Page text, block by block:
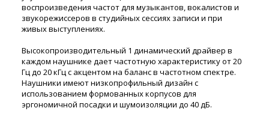
воспроизведения частот для музыкантов, вокалистов и
звукорежиссеров в студийных сессиях записи и при
живых выступлениях.
Высокопроизводительный 1 динамический драйвер в
каждом наушнике дает частотную характеристику от 20
Гц до 20 кГц с акцентом на баланс в частотном спектре.
Наушники имеют низкопрофильный дизайн с
использованием формованных корпусов для
эргономичной посадки и шумоизоляции до 40 дБ.